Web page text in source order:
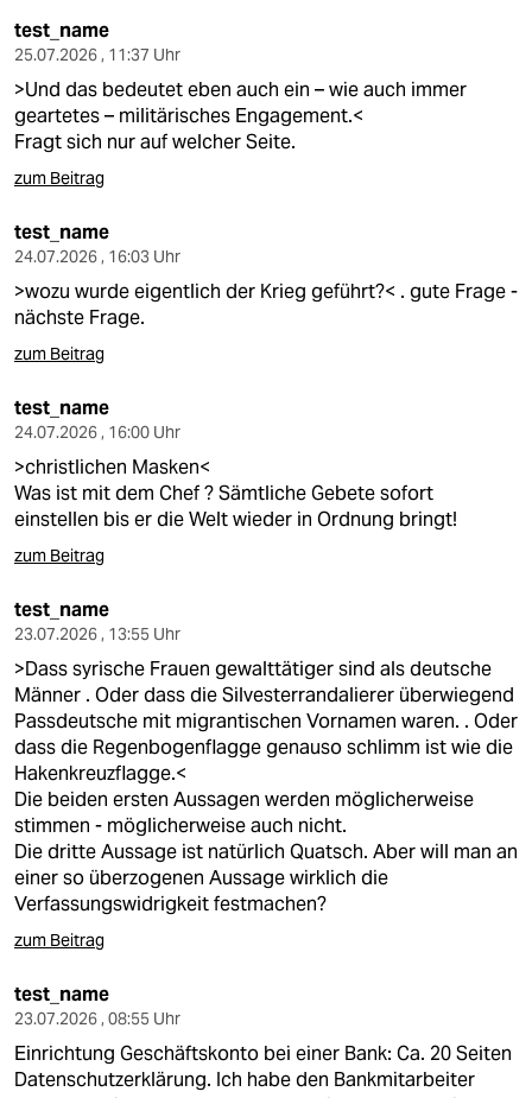
test_name
25.07.2026 , 11:37 Uhr
>Und das bedeutet eben auch ein – wie auch immer
geartetes – militärisches Engagement.<
Fragt sich nur auf welcher Seite.
zum Beitrag
test_name
24.07.2026 , 16:03 Uhr
>wozu wurde eigentlich der Krieg geführt?< . gute Frage -
nächste Frage.
zum Beitrag
test_name
24.07.2026 , 16:00 Uhr
>christlichen Masken<
Was ist mit dem Chef ? Sämtliche Gebete sofort
einstellen bis er die Welt wieder in Ordnung bringt!
zum Beitrag
test_name
23.07.2026 , 13:55 Uhr
>Dass syrische Frauen gewalttätiger sind als deutsche
Männer . Oder dass die Silvesterrandalierer überwiegend
Passdeutsche mit migrantischen Vornamen waren. . Oder
dass die Regenbogenflagge genauso schlimm ist wie die
Hakenkreuzflagge.<
Die beiden ersten Aussagen werden möglicherweise
stimmen - möglicherweise auch nicht.
Die dritte Aussage ist natürlich Quatsch. Aber will man an
einer so überzogenen Aussage wirklich die
Verfassungswidrigkeit festmachen?
zum Beitrag
test_name
23.07.2026 , 08:55 Uhr
Einrichtung Geschäftskonto bei einer Bank: Ca. 20 Seiten
Datenschutzerklärung. Ich habe den Bankmitarbeiter